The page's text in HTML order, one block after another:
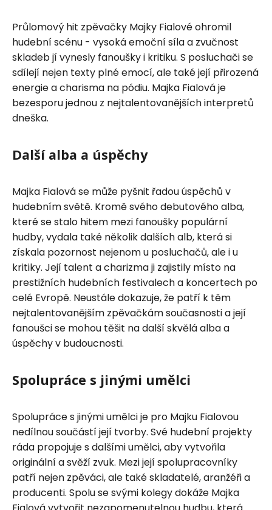
Průlomový hit zpěvačky Majky Fialové ohromil
hudební scénu - vysoká emoční síla a zvučnost
skladeb jí vynesly fanoušky i kritiku. S posluchači se
sdílejí nejen texty plné emocí, ale také její přirozená
energie a charisma na pódiu. Majka Fialová je
bezesporu jednou z nejtalentovanějších interpretů
dneška.
Další alba a úspěchy
Majka Fialová se může pyšnit řadou úspěchů v
hudebním světě. Kromě svého debutového alba,
které se stalo hitem mezi fanoušky populární
hudby, vydala také několik dalších alb, která si
získala pozornost nejenom u posluchačů, ale i u
kritiky. Její talent a charizma ji zajistily místo na
prestižních hudebních festivalech a koncertech po
celé Evropě. Neustále dokazuje, že patří k těm
nejtalentovanějším zpěvačkám současnosti a její
fanoušci se mohou těšit na další skvělá alba a
úspěchy v budoucnosti.
Spolupráce s jinými umělci
Spolupráce s jinými umělci je pro Majku Fialovou
nedílnou součástí její tvorby. Své hudební projekty
ráda propojuje s dalšími umělci, aby vytvořila
originální a svěží zvuk. Mezi její spolupracovníky
patří nejen zpěváci, ale také skladatelé, aranžéři a
producenti. Spolu se svými kolegy dokáže Majka